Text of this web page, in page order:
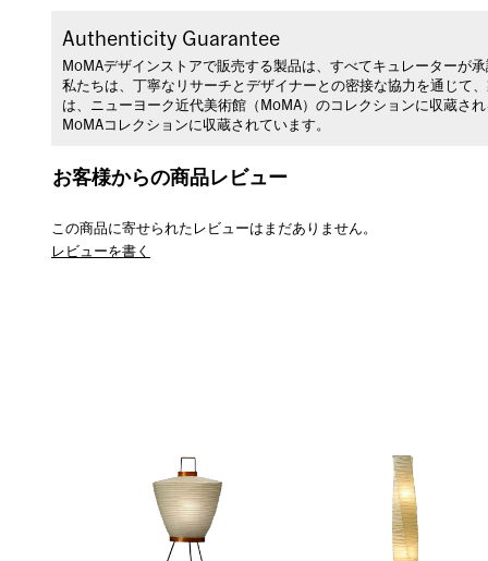
Authenticity Guarantee
MoMAデザインストアで販売する製品は、すべてキュレーターが
私たちは、丁寧なリサーチとデザイナーとの密接な協力を通じて
は、ニューヨーク近代美術館（MoMA）のコレクションに収蔵さ
MoMAコレクションに収蔵されています。
お客様からの商品レビュー
この商品に寄せられたレビューはまだありません。
レビューを書く